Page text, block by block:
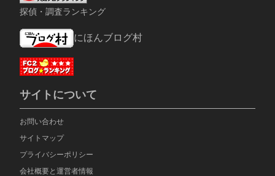
探偵・調査ランキング
にほんブログ村
サイトについて
お問い合わせ
サイトマップ
プライバシーポリシー
会社概要と運営者情報